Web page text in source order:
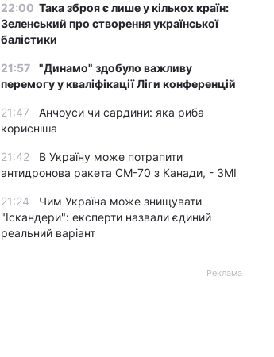
22:00 Така зброя є лише у кількох країн:
Зеленський про створення української
балістики
21:57
"Динамо" здобуло важливу
перемогу у кваліфікації Ліги конференцій
21:47
Анчоуси чи сардини: яка риба
корисніша
21:42
В Україну може потрапити
антидронова ракета CM-70 з Канади, - ЗМІ
21:24
Чим Україна може знищувати
"Іскандери": експерти назвали єдиний
реальний варіант
Реклама